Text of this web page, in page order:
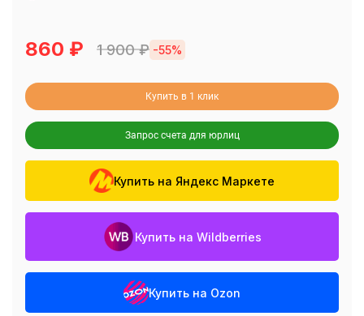
860 ₽ 1 900₽ -55%
Купить в 1 клик
Запрос счета для юрлиц
Купить на Яндекс Маркете
Купить на Wildberries
Купить на Ozon